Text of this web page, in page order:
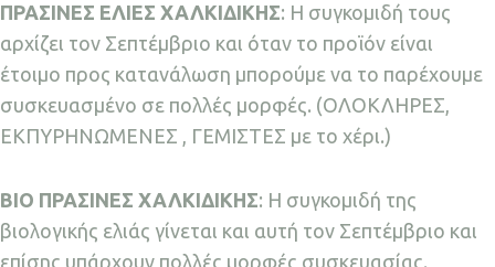
ΠΡΑΣΙΝΕΣ ΕΛΙΕΣ ΧΑΛΚΙΔΙΚΗΣ: Η συγκομιδή τους
αρχίζει τον Σεπτέμβριο και όταν το προϊόν είναι
έτοιμο προς κατανάλωση μπορούμε να το παρέχουμε
συσκευασμένο σε πολλές μορφές. (ΟΛΟΚΛΗΡΕΣ,
ΕΚΠΥΡΗΝΩΜΕΝΕΣ , ΓΕΜΙΣΤΕΣ με το χέρι.)
ΒΙΟ ΠΡΑΣΙΝΕΣ ΧΑΛΚΙΔΙΚΗΣ: Η συγκομιδή της
βιολογικής ελιάς γίνεται και αυτή τον Σεπτέμβριο και
επίσης υπάρχουν πολλές μορφές συσκευασίας.